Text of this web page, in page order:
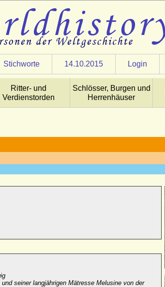
Stichworte 14.10.2015 Login
Ritter- und
Verdienstorden
Schlösser, Burgen und
Herrenhäuser
seiner langjährigen Mätresse Melusine von der